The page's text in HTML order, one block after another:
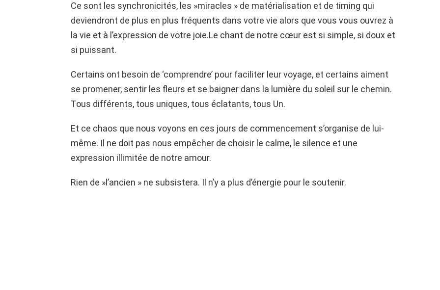
Ce sont les synchronicités, les »miracles » de matérialisation et de timing qui
deviendront de plus en plus fréquents dans votre vie alors que vous vous ouvrez à
la vie et à l’expression de votre joie.Le chant de notre cœur est si simple, si doux et
si puissant.
Certains ont besoin de ‘comprendre’ pour faciliter leur voyage, et certains aiment
se promener, sentir les fleurs et se baigner dans la lumière du soleil sur le chemin.
Tous différents, tous uniques, tous éclatants, tous Un.
Et ce chaos que nous voyons en ces jours de commencement s’organise de lui-
même. Il ne doit pas nous empêcher de choisir le calme, le silence et une
expression illimitée de notre amour.
Rien de »l’ancien » ne subsistera. Il n’y a plus d’énergie pour le soutenir.